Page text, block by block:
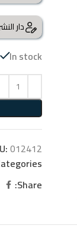
دار
In stock
012412
Share: